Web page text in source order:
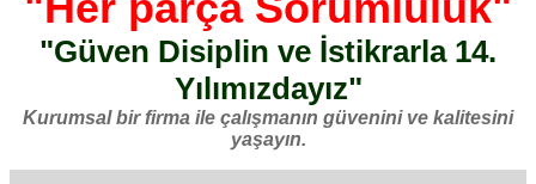
"Güven Disiplin ve İstikrarla 14.
Yılımızdayız"
Kurumsal bir firma ile çalışmanın güvenini ve kalitesini
yaşayın.